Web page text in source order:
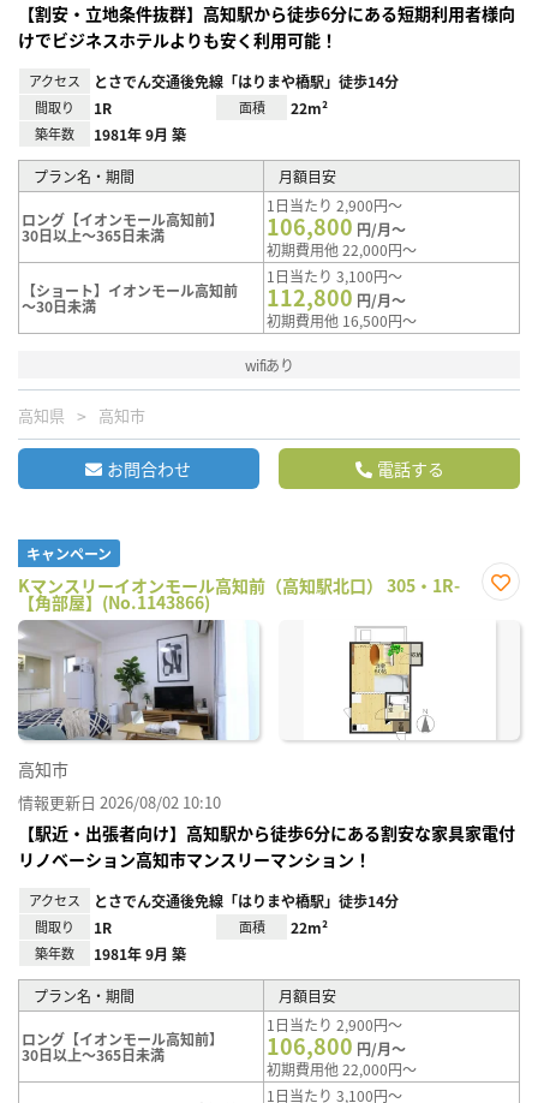
【割安・立地条件抜群】高知駅から徒歩6分にある短期利用者様向
けでビジネスホテルよりも安く利用可能！
アクセス とさでん交通後免線「はりまや橋駅」徒歩14分
間取り 1R 面積 22m²
築年数 1981年 9月 築
プラン名・期間 月額目安
ロング【イオンモール高知前】
30日以上～365日未満
1日当たり 2,900円～
106,800 円/月～
初期費用他 22,000円～
【ショート】イオンモール高知前
～30日未満
1日当たり 3,100円～
112,800 円/月～
初期費用他 16,500円～
wifiあり
高知県 高知市
お問合わせ 電話する
キャンペーン
Kマンスリーイオンモール高知前（高知駅北口） 305・1R-
【角部屋】(No.1143866)
に入
高知市
情報更新日 2026/08/02 10:10
【駅近・出張者向け】高知駅から徒歩6分にある割安な家具家電付
リノベーション高知市マンスリーマンション！
アクセス とさでん交通後免線「はりまや橋駅」徒歩14分
間取り 1R 面積 22m²
築年数 1981年 9月 築
プラン名・期間 月額目安
ロング【イオンモール高知前】
30日以上～365日未満
1日当たり 2,900円～
106,800 円/月～
初期費用他 22,000円～
1日当たり 3,100円～